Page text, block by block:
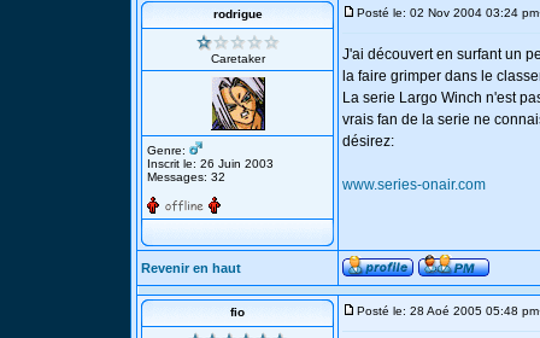
rodrigue
Caretaker
Genre:
Inscrit le: 26 Juin 2003
Messages: 32
Posté le: 02 Nov 2004 03:24 pm
J'ai découvert en surfant un
la faire grimper dans le
La serie Largo Winch n'est
vrais fan de la serie ne
désirez:
www.series-onair.com
Revenir en haut
fio Posté le: 28 Aoé 2005 05:48 pm